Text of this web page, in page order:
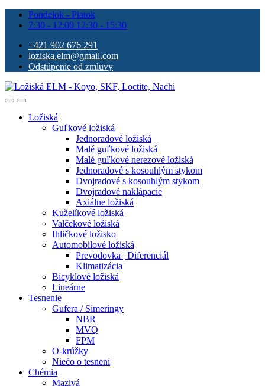
Pondelok - Piatok
7:30 - 12:00 12:30 - 15:30
+421 902 676 291
loziska.elm@gmail.com
Odstúpenie od zmluvy
Ložiská
Guľkové ložiská
Jednoradové ložiská
Malé guľkové ložiská
Malé guľkové nerezové ložiská
Jednoradové s kosouhlým stykom
Dvojradové s kosouhlým stykom
Dvojradové naklápacie
Axiálne ložiská
Kuželíkové ložiská
Valčekové ložiská
Ihličkové ložisko
Automobilové ložiská
Prevodovka | Diferenciál
Klimatizácia
Bicyklové ložiská
Lineárne
Tesnenie
Gufera / Simeringy
NBR
MVQ
FPM
O-krúžky
Niečo o tesneni
Chémia
Mazivá